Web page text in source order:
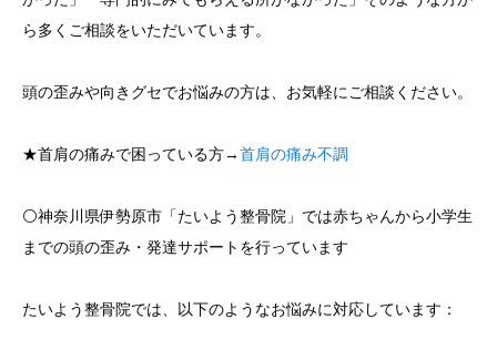
ら多くご相談をいただいています。
頭の歪みや向きグセでお悩みの方は、お気軽にご相談ください。
★首肩の痛みで困っている方→首肩の痛み不調
⚪️神奈川県伊勢原市「たいよう整骨院」では赤ちゃんから小学生
までの頭の歪み・発達サポートを行っています
たいよう整骨院では、以下のようなお悩みに対応しています：